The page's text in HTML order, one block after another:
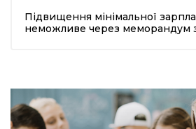
Підвищення мінімальної
неможливе через меморандум